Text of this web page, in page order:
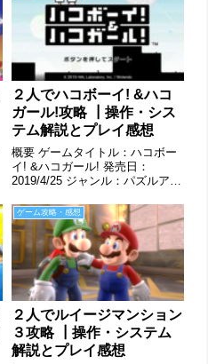
２人でハコボーイ! &ハコ
ガール!攻略 ┃操作・シス
テム解説とプレイ感想
概要 ゲームタイトル：ハコボー
イ! &ハコガール! 発売日：
2019/4/25 ジャンル：パズルアク
Nintendo Switch プレイ人数：1
人。オフラインマルチプレイ時
は２人、画面分割ではなく、常
に2人が１つ...
ゲーム攻略・感想
２人でルイージマンション
３攻略 ┃操作・システム
解説とプレイ感想